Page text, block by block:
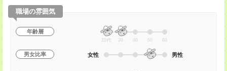
職場の雰囲気
年齢層
20代 30 40 50 60
男女比率 女性 男性